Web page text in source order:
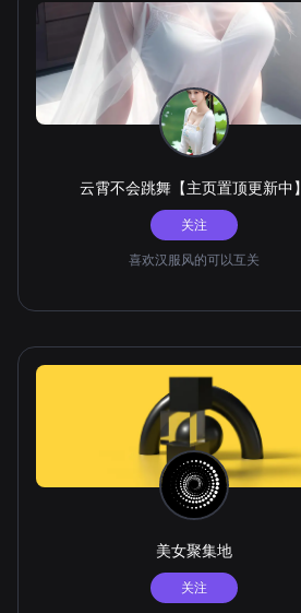
云霄不会跳舞【主页置顶更新中】
关注
喜欢汉服风的可以互关
美女聚集地
关注